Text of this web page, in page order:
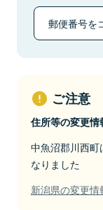
郵便番号を
ご注意
住所等の変更情
中魚沼郡川西
なりました
新潟県の変更